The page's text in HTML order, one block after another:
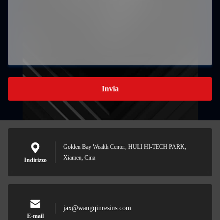
Invia
Indirizzo
Golden Bay Wealth Center, HULI HI-TECH PARK,
Xiamen, Cina
E-mail
jax@wangqinresins.com